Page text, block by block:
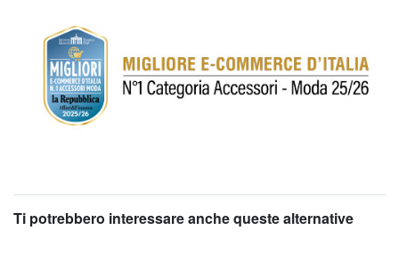
Ti potrebbero interessare anche queste alternative